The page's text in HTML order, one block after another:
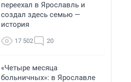
переехал в Ярославль и
создал здесь семью —
история
17 502 20
«Четыре месяца
больничных»: в Ярославле